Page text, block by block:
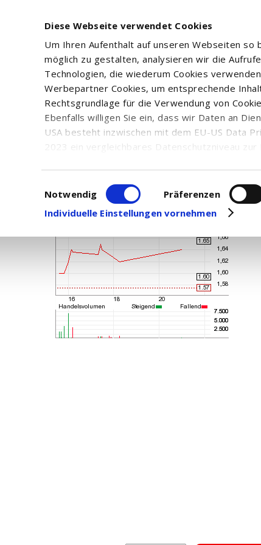
Diese Webseite verwendet Cookies
Um Ihren Aufenthalt auf unseren Webseiten so
möglich zu gestalten, analysieren wir die
Technologien, die wiederum Cookies
Werbepartner Cookies, um entsprechende
Rechtsgrundlage für die Verwendung von
Ebenfalls willigen Sie ein, dass wir Daten an
USA besteht inzwischen mit dem EU-US Data
2023 ein vergleichbares Datenschutzniveau zur
in den USA, finden Sie auf unserer Seite zum
Einwilligung auch jederzeit widerrufen oder
Einwilligungsauswahl
Notwendig Präferenzen
Individuelle Einstellungen vornehmen
SCOTTIE RESOURCES CORP